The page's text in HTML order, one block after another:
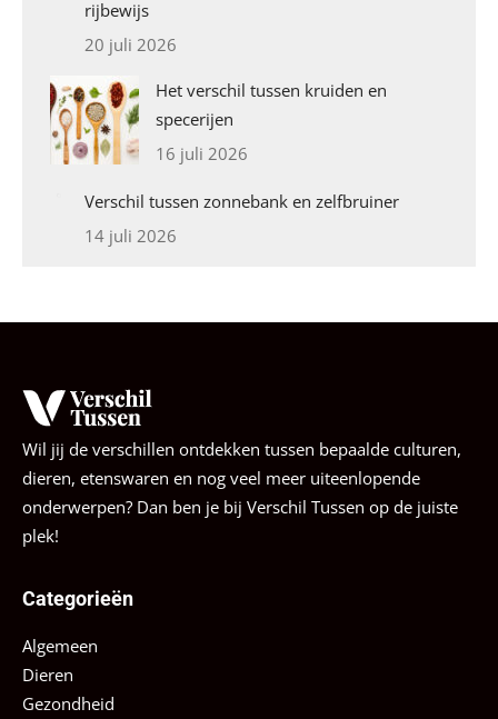
rijbewijs
20 juli 2026
Het verschil tussen kruiden en
specerijen
16 juli 2026
Verschil tussen zonnebank en zelfbruiner
14 juli 2026
Wil jij de verschillen ontdekken tussen bepaalde culturen,
dieren, etenswaren en nog veel meer uiteenlopende
onderwerpen? Dan ben je bij Verschil Tussen op de juiste
plek!
Categorieën
Algemeen
Dieren
Gezondheid